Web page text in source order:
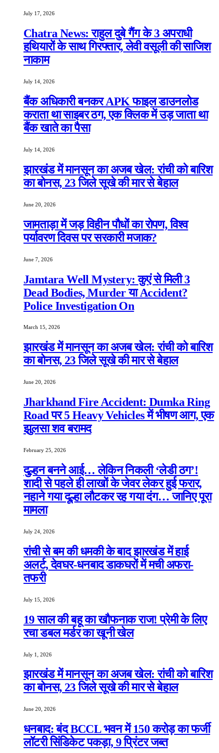
July 17, 2026
Chatra News: राहुल दुबे गैंग के 3 अपराधी
हथियारों के साथ गिरफ्तार, लेवी वसूली की साजिश
नाकाम
July 14, 2026
बैंक अधिकारी बनकर APK फाइल डाउनलोड
कराता था साइबर ठग, एक क्लिक में उड़ जाता था
बैंक खाते का पैसा
July 14, 2026
झारखंड में मानसून का अजब खेल: रांची को बारिश
का बोनस, 23 जिले सूखे की मार से बेहाल
June 20, 2026
जामताड़ा में जड़ विहीन पौधों का रोपण, विश्व
पर्यावरण दिवस पर सरकारी मजाक?
June 7, 2026
Jamtara Well Mystery: कुएं से मिली 3
Dead Bodies, Murder या Accident?
Police Investigation On
March 15, 2026
झारखंड में मानसून का अजब खेल: रांची को बारिश
का बोनस, 23 जिले सूखे की मार से बेहाल
June 20, 2026
Jharkhand Fire Accident: Dumka Ring
Road पर 5 Heavy Vehicles में भीषण आग, एक
झुलसा शव बरामद
February 25, 2026
दुल्हन बनने आई… लेकिन निकली ‘लेडी ठग’!
शादी से पहले ही लाखों के जेवर लेकर हुई फरार,
नहाने गया दूल्हा लौटकर रह गया दंग… जानिए पूरा
मामला
July 24, 2026
रांची से बम की धमकी के बाद झारखंड में हाई
अलर्ट, देवघर-धनबाद डाकघरों में मची अफरा-
तफरी
July 15, 2026
19 साल की बहू का खौफनाक राज! प्रेमी के लिए
रचा डबल मर्डर का खूनी खेल
July 1, 2026
झारखंड में मानसून का अजब खेल: रांची को बारिश
का बोनस, 23 जिले सूखे की मार से बेहाल
June 20, 2026
धनबाद: बंद BCCL भवन में 150 करोड़ का फर्जी
लॉटरी सिंडिकेट पकड़ा, 9 प्रिंटर जब्त